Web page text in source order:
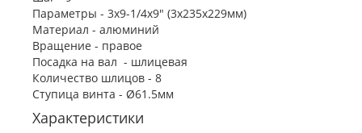
Параметры - 3х9-1/4х9" (3x235x229мм)
Материал - алюминий
Вращение - правое
Посадка на вал - шлицевая
Количество шлицов - 8
Ступица винта - Ø61.5мм
Характеристики